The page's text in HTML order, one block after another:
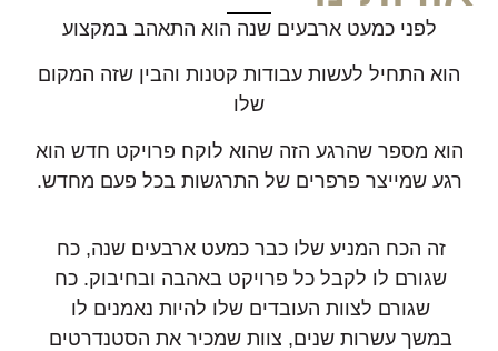
לפני כמעט ארבעים שנה הוא התאהב במקצוע
הוא התחיל לעשות עבודות קטנות והבין שזה המקום
שלו
הוא מספר שהרגע הזה שהוא לוקח פרויקט חדש הוא
רגע שמייצר פרפרים של התרגשות בכל פעם מחדש.
זה הכח המניע שלו כבר כמעט ארבעים שנה, כח
שגורם לו לקבל כל פרויקט באהבה ובחיבוק. כח
שגורם לצוות העובדים שלו להיות נאמנים לו
במשך עשרות שנים, צוות שמכיר את הסטנדרטים